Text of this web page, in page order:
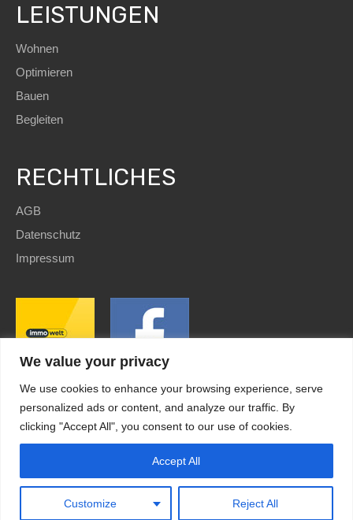
We value your privacy
We use cookies to enhance your browsing experience, serve
personalized ads or content, and analyze our traffic. By
clicking "Accept All", you consent to our use of cookies.
Customize Reject All
Accept All
LEISTUNGEN
Wohnen
Optimieren
Bauen
Begleiten
RECHTLICHES
AGB
Datenschutz
Impressum
SEOand Website byimmoWebdesign| Copyright © 2022
MANGELHAFT
0,00 / 5,00